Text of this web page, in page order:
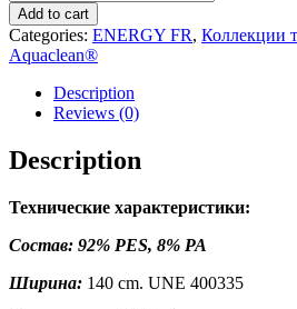
FR
16
quantity
Add to cart
Categories: ENERGY FR, Коллекции
Aquaclean®
Description
Reviews (0)
Description
Технические характеристики:
Состав: 92% PES, 8% PA
Ширина: 140 cm. UNE 400335